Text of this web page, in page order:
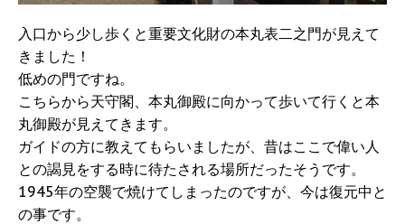
入口から少し歩くと重要文化財の本丸表二之門が見えて
きました！
低めの門ですね。
こちらから天守閣、本丸御殿に向かって歩いて行くと本
丸御殿が見えてきます。
ガイドの方に教えてもらいましたが、昔はここで偉い人
との謁見をする時に待たされる場所だったそうです。
1945年の空襲で焼けてしまったのですが、今は復元中と
の事です。